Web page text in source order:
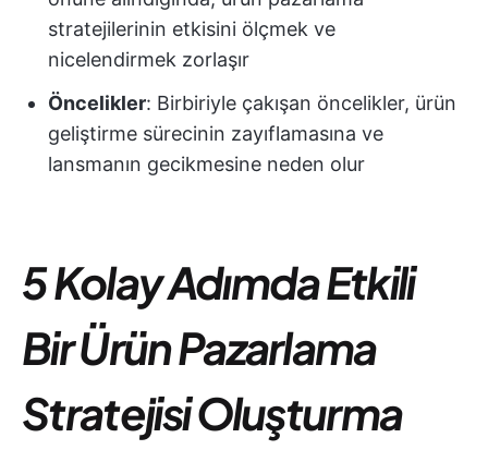
stratejilerinin etkisini ölçmek ve
nicelendirmek zorlaşır
Öncelikler: Birbiriyle çakışan öncelikler, ürün
geliştirme sürecinin zayıflamasına ve
lansmanın gecikmesine neden olur
5 Kolay Adımda Etkili
Bir Ürün Pazarlama
Stratejisi Oluşturma